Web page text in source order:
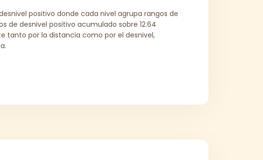
positivo donde cada nivel agrupa rangos de
de desnivel positivo acumulado sobre 12.64
tanto por la distancia como por el desnivel,